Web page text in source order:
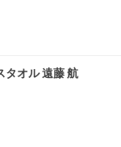
タオル 遠藤 航